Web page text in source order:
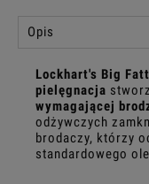
Opis
Lockhart's Big
pielęgnacja
wymagającej
odżywczych
brodaczy, którzy
standardowego